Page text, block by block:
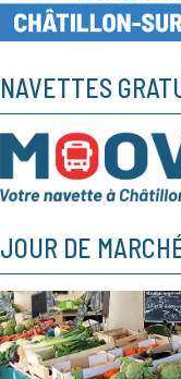
NAVETTES
JOUR DE